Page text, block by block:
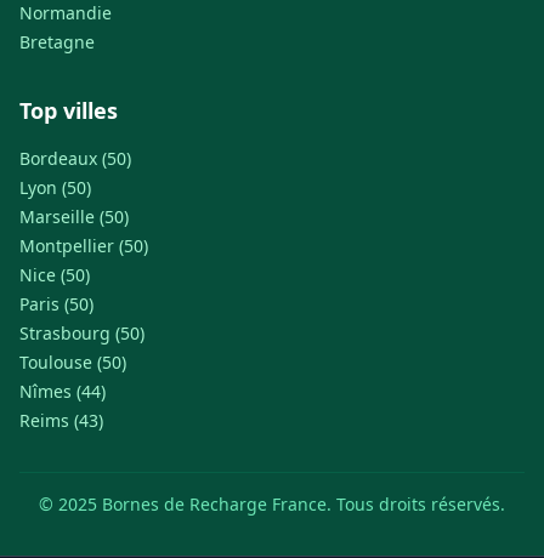
Normandie
Bretagne
Top villes
Bordeaux (50)
Lyon (50)
Marseille (50)
Montpellier (50)
Nice (50)
Paris (50)
Strasbourg (50)
Toulouse (50)
Nîmes (44)
Reims (43)
© 2025 Bornes de Recharge France. Tous droits réservés.